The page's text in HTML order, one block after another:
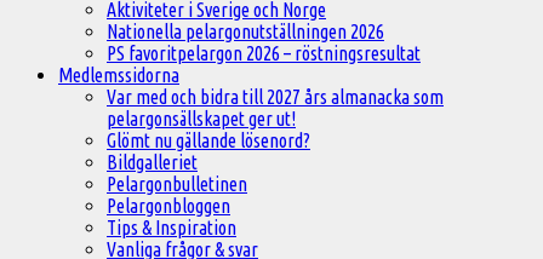
Aktiviteter i Sverige och Norge
Nationella pelargonutställningen 2026
PS favoritpelargon 2026 – röstningsresultat
Medlemssidorna
Var med och bidra till 2027 års almanacka som
pelargonsällskapet ger ut!
Glömt nu gällande lösenord?
Bildgalleriet
Pelargonbulletinen
Pelargonbloggen
Tips & Inspiration
Vanliga frågor & svar